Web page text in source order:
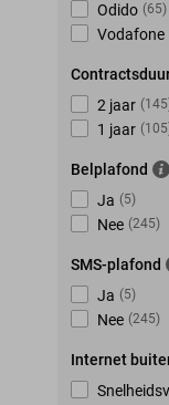
Odido (65)
Vodafone
2 jaar (145
1 jaar (105
Belplafond
Ja (5)
Nee (245)
SMS-plafond
Ja (5)
Nee (245)
Internet